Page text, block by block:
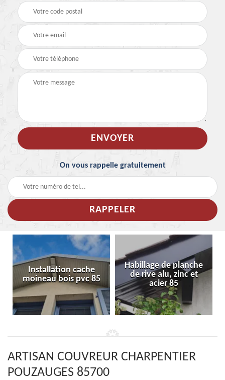
On vous rappelle gratuitement
Installation cache
moineau bois pvc 85
Habillage de planche
de rive alu, zinc et
acier 85
ARTISAN COUVREUR CHARPENTIER
POUZAUGES 85700